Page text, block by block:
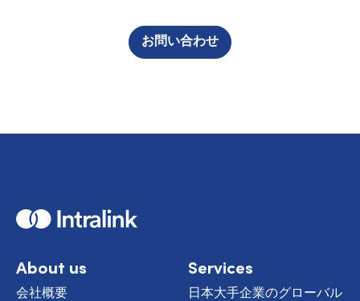
お問い合わせ
H
o
About us
会社概要
Services
日本大手企業のグローバル